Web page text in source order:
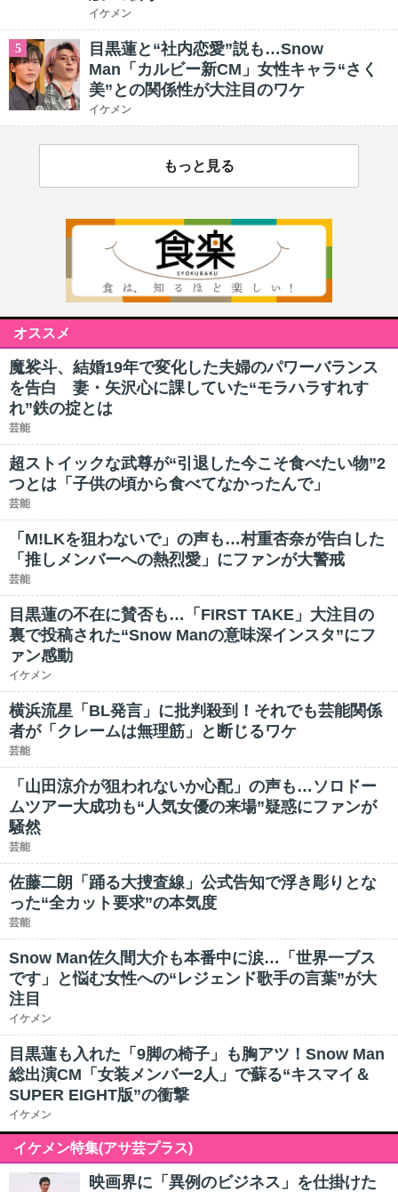
イケメン
5
目黒蓮と“社内恋愛”説も…Snow
Man「カルビー新CM」女性キャラ“さく
美”との関係性が大注目のワケ
イケメン
もっと見る
オススメ
魔裟斗、結婚19年で変化した夫婦のパワーバランス
を告白 妻・矢沢心に課していた“モラハラすれす
れ”鉄の掟とは
芸能
超ストイックな武尊が“引退した今こそ食べたい物”2
つとは「子供の頃から食べてなかったんで」
芸能
「M!LKを狙わないで」の声も…村重杏奈が告白した
「推しメンバーへの熱烈愛」にファンが大警戒
芸能
目黒蓮の不在に賛否も…「FIRST TAKE」大注目の
裏で投稿された“Snow Manの意味深インスタ”にフ
ァン感動
イケメン
横浜流星「BL発言」に批判殺到！それでも芸能関係
者が「クレームは無理筋」と断じるワケ
芸能
「山田涼介が狙われないか心配」の声も…ソロドー
ムツアー大成功も“人気女優の来場”疑惑にファンが
騒然
芸能
佐藤二朗「踊る大捜査線」公式告知で浮き彫りとな
った“全カット要求”の本気度
芸能
Snow Man佐久間大介も本番中に涙…「世界一ブス
です」と悩む女性への“レジェンド歌手の言葉”が大
注目
イケメン
目黒蓮も入れた「9脚の椅子」も胸アツ！Snow Man
総出演CM「女装メンバー2人」で蘇る“キスマイ＆
SUPER EIGHT版”の衝撃
イケメン
イケメン特集(アサ芸プラス)
映画界に「異例のビジネス」を仕掛けた